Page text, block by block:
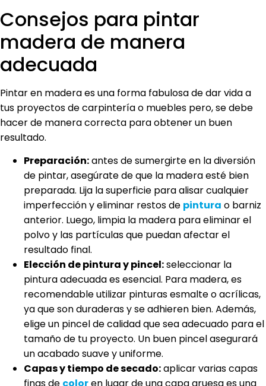
Consejos para pintar
madera de manera
adecuada
Pintar en madera es una forma fabulosa de dar vida a
tus proyectos de carpintería o muebles pero, se debe
hacer de manera correcta para obtener un buen
resultado.
Preparación:antes de sumergirte en la diversión
de pintar, asegúrate de que la madera esté bien
preparada. Lija la superficie para alisar cualquier
imperfección y eliminar restos de pintura o barniz
anterior. Luego, limpia la madera para eliminar el
polvo y las partículas que puedan afectar el
resultado final.
Elección de pintura y pincel:seleccionar la
pintura adecuada es esencial. Para madera, es
recomendable utilizar pinturas esmalte o acrílicas,
ya que son duraderas y se adhieren bien. Además,
elige un pincel de calidad que sea adecuado para el
tamaño de tu proyecto. Un buen pincel asegurará
un acabado suave y uniforme.
Capas y tiempo de secado:aplicar varias capas